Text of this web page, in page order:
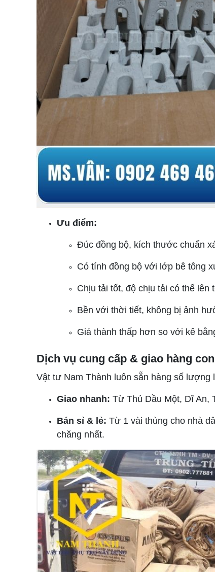
Ưu điểm:
Đúc đồng bộ, kích thước chuẩn
Có tính đồng bộ với lớp bê tông
Chịu tải tốt, độ chịu tải có thể lên
Bền với thời tiết, không bị ảnh
Giá thành thấp hơn so với kê
Dịch vụ cung cấp & giao hàng
Vật tư Nam Thành luôn sẵn hàng số lượng
Giao nhanh: Từ Thủ Dầu Một, Dĩ An,
Bán sỉ & lẻ: Từ 1 vài thùng cho nhà
chăng nhất.